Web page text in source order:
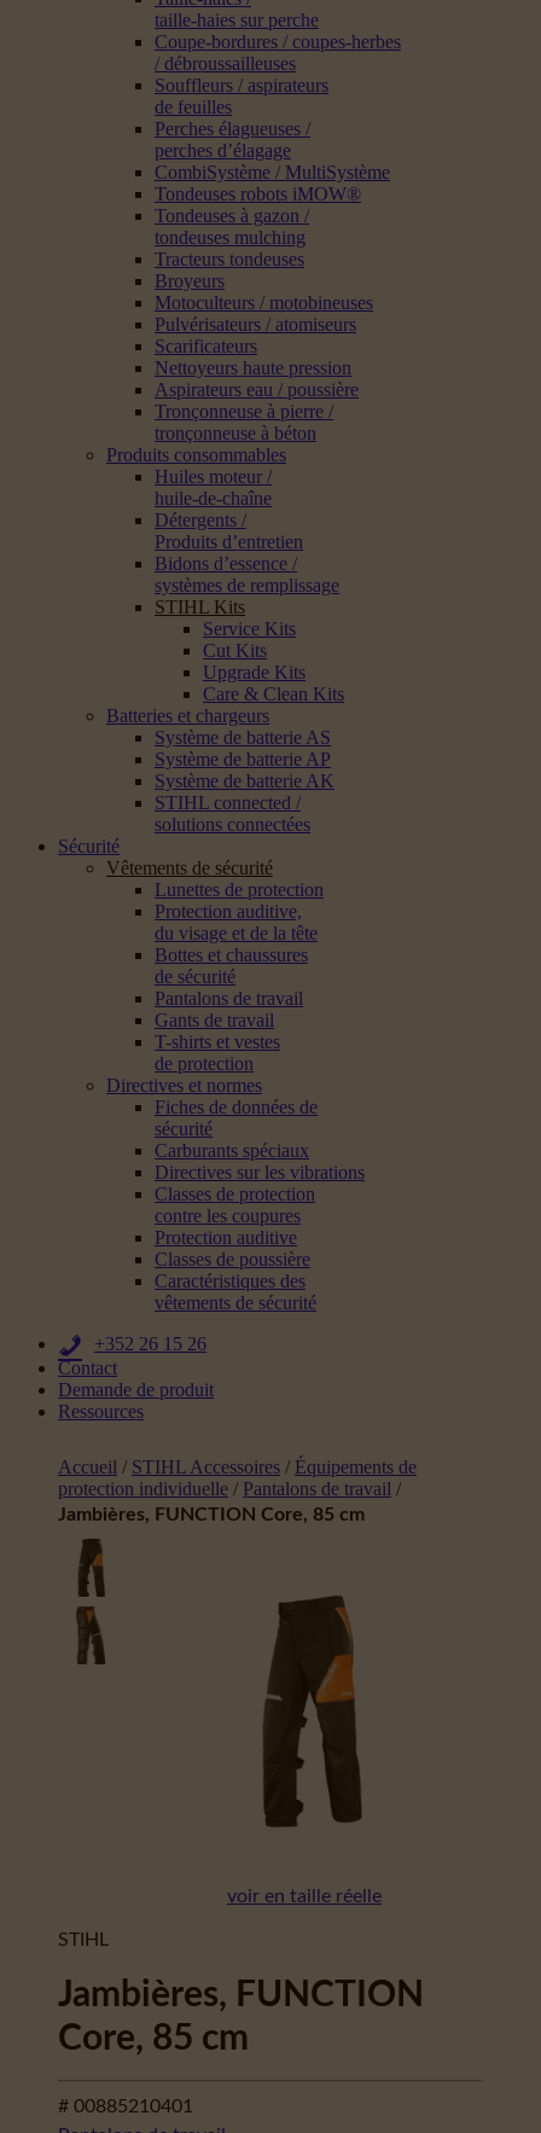
taille-haies sur perche
Coupe-bordures / coupes-herbes
/ débroussailleuses
Souffleurs / aspirateurs
de feuilles
Perches élagueuses /
perches d’élagage
CombiSystème / MultiSystème
Tondeuses robots iMOW®
Tondeuses à gazon /
tondeuses mulching
Tracteurs tondeuses
Broyeurs
Motoculteurs / motobineuses
Pulvérisateurs / atomiseurs
Scarificateurs
Nettoyeurs haute pression
Aspirateurs eau / poussière
Tronçonneuse à pierre /
tronçonneuse à béton
Produits consommables
Huiles moteur /
huile-de-chaîne
Détergents /
Produits d’entretien
Bidons d’essence /
systèmes de remplissage
STIHL Kits
Service Kits
Cut Kits
Upgrade Kits
Care & Clean Kits
Batteries et chargeurs
Système de batterie AS
Système de batterie AP
Système de batterie AK
STIHL connected /
solutions connectées
Sécurité
Vêtements de sécurité
Lunettes de protection
Protection auditive,
du visage et de la tête
Bottes et chaussures
de sécurité
Pantalons de travail
Gants de travail
T-shirts et vestes
de protection
Directives et normes
Fiches de données de
sécurité
Carburants spéciaux
Directives sur les vibrations
Classes de protection
contre les coupures
Protection auditive
Classes de poussière
Caractéristiques des
vêtements de sécurité
+352 26 15 26
Contact
Demande de produit
Ressources
Accueil / STIHL Accessoires / Équipements de
protection individuelle / Pantalons de travail /
Jambières, FUNCTION Core, 85 cm
voir en taille réelle
STIHL
Jambières, FUNCTION
Core, 85 cm
# 00885210401